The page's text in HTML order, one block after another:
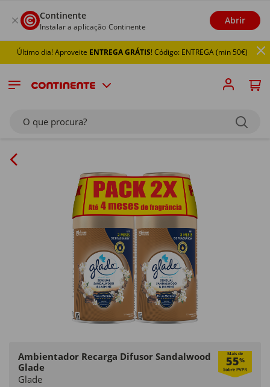
Continente
Instalar a aplicação Continente
Abrir
Último dia! AproveiteENTREGA GRÁTIS! Código: ENTREGA (min 50€)
O que procura?
Ambientador Recarga Difusor Sandalwood
Glade
Mais de
55%
Glade